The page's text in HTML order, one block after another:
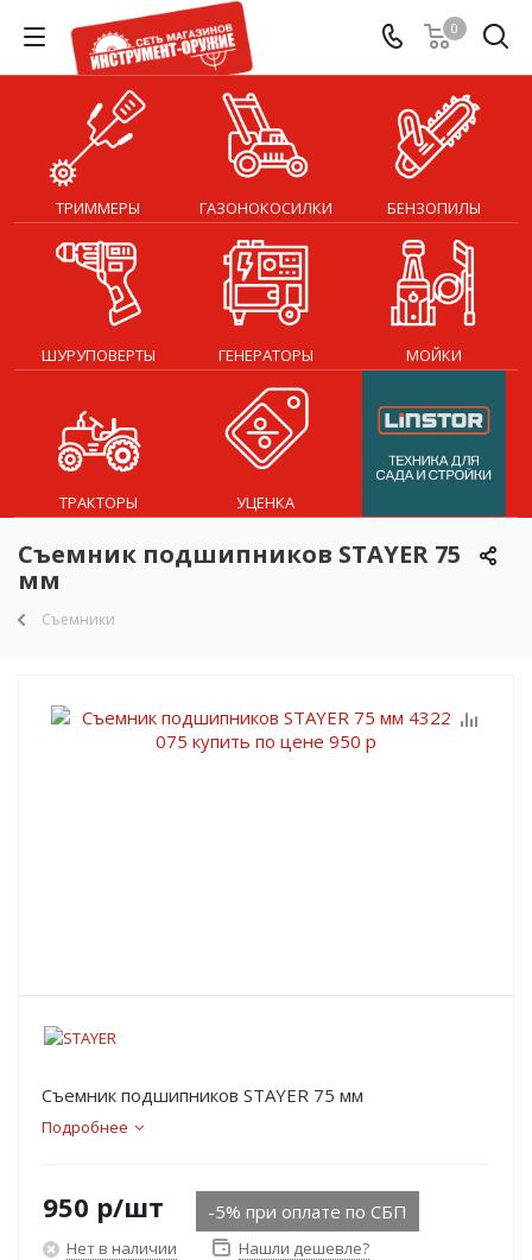
0
ТРИММЕРЫ ГАЗОНОКОСИЛКИ БЕНЗОПИЛЫ
ШУРУПОВЕРТЫ ГЕНЕРАТОРЫ МОЙКИ
ТРАКТОРЫ УЦЕНКА
Съемник подшипников STAYER 75
мм
Съемники
Съемник подшипников STAYER 75 мм
Подробнее
950 р/шт -5% при оплате по СБП
Нет в наличии Нашли дешевле?